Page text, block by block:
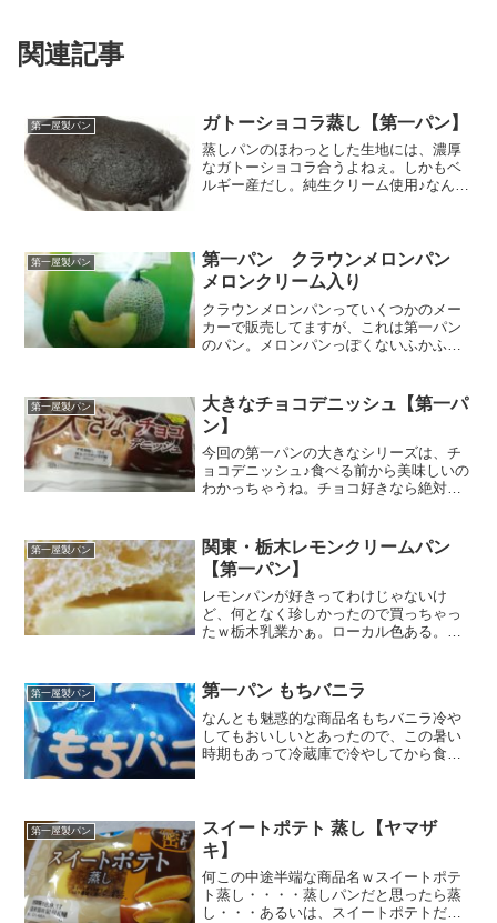
関連記事
第一屋製パン ガトーショコラ蒸し【第一パン】
蒸しパンのほわっとした生地には、濃厚
なガトーショコラ合うよねぇ。しかもベ
ルギー産だし。純生クリーム使用♪なんか
のもケーキ感が伝わって...
第一屋製パン
第一パン クラウンメロンパン
メロンクリーム入り
クラウンメロンパンっていくつかのメー
カーで販売してますが、これは第一パン
のパン。メロンパンっぽくないふかふか
の見た目、コミックの彼岸島で出てきた
鬼に似てるなぁｗちなみに...
第一屋製パン
大きなチョコデニッシュ【第一パ
ン】
今回の第一パンの大きなシリーズは、チ
ョコデニッシュ♪食べる前から美味しいの
わかっちゃうね。チョコ好きなら絶対美
～栄養成分原材料名かなりメタボな見た
目ｗってことはチョコレ...
第一屋製パン
関東・栃木レモンクリームパン
【第一パン】
レモンパンが好きってわけじゃないけ
ど、何となく珍しかったので買っちゃっ
たｗ栃木乳業かぁ。ローカル色ある。レ
冷めたオムライスだｗレモンの香りはし
ませんねぇ。中味は、レモン...
第一屋製パン 第一パン もちバニラ
なんとも魅惑的な商品名もちバニラ冷や
してもおいしいとあったので、この暑い
時期もあって冷蔵庫で冷やしてから食べ
ームあんみつとかに乗っか...
第一屋製パン
スイートポテト 蒸し【ヤマザ
キ】
何この中途半端な商品名ｗスイートポテ
ト蒸し・・・・蒸しパンだと思ったら蒸
し・・・あるいは、スイートポテトだけ